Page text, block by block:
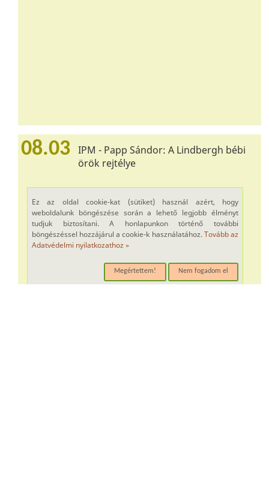
Ez az oldal cookie-kat (sütiket) használ azért, hogy
weboldalunk böngészése során a lehető legjobb élményt
tudjuk biztosítani. A honlapunkon történő további
böngészéssel hozzájárul a cookie-k használatához.Tovább az
Adatvédelmi nyilatkozathoz »
Megértettem! Nem fogadom el
08.03
IPM - Papp Sándor: A Lindbergh bébi
örök rejtélye